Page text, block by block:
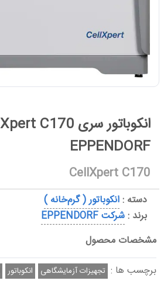
EPPENDORF
CellXpert C170
دسته :انکوباتور ( گرم‌خانه )
برند :شرکت EPPENDORF
مشخصات محصول
برچسب ها : تجهیزات آزمایشگاهی انکوباتور